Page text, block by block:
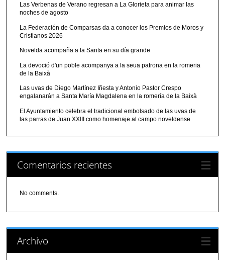
Las Verbenas de Verano regresan a La Glorieta para animar las
noches de agosto
La Federación de Comparsas da a conocer los Premios de Moros y
Cristianos 2026
Novelda acompaña a la Santa en su día grande
La devoció d'un poble acompanya a la seua patrona en la romeria
de la Baixà
Las uvas de Diego Martínez Iñesta y Antonio Pastor Crespo
engalanarán a Santa María Magdalena en la romería de la Baixà
El Ayuntamiento celebra el tradicional embolsado de las uvas de
las parras de Juan XXIII como homenaje al campo noveldense
Comentarios recientes
No comments.
Archivo